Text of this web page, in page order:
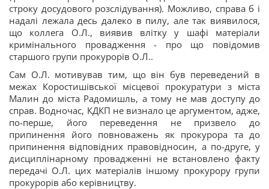
строку досудового розслідування). Можливо, справа б і
надалі лежала десь далеко в пилу, але так виявилося,
що коллега О.Л., виявив влітку у шафі матеріали
кримінального провадження - про що повідомив
старшого групи прокурорів О.Л..
Сам О.Л. мотивував тим, що він був переведений в
межах Коростишівської місцевої прокуратури з міста
Малин до міста Радомишль, а тому не мав доступу до
справ. Водночас, КДКП не визнало це аргументом, адже,
по-перше, його переведення не призвело до
припинення його повноважень як прокурора та до
припинення відповідних правовідносин, а по-друге, у
дисциплінарному провадженні не встановлено факту
передачі О.Л. цих матеріалів іншому прокурору групи
прокурорів або керівництву.